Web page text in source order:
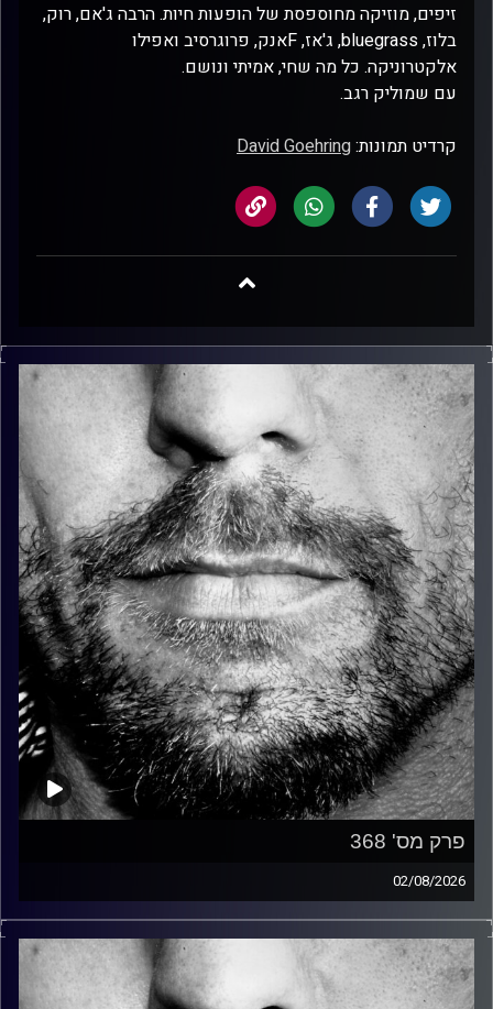
זיפים, מוזיקה מחוספסת של הופעות חיות. הרבה ג'אם, רוק,
בלוז, bluegrass, ג'אז, Fאנק, פרוגרסיב ואפילו
אלקטרוניקה. כל מה שחי, אמיתי ונושם.
עם שמוליק רגב.
קרדיט תמונות:David Goehring
פרק מס' 368
02/08/2026
זיפים, מוזיקה מחוספסת של הופעות חיות. הרבה ג'אם, רוק,
בלוז, bluegrass, ג'אז, Fאנק, פרוגרסיב ואפילו אלקטרוניקה.
כל מה שחי, אמיתי ונושם.
עם שמוליק רגב.